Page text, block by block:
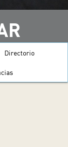
Directorio